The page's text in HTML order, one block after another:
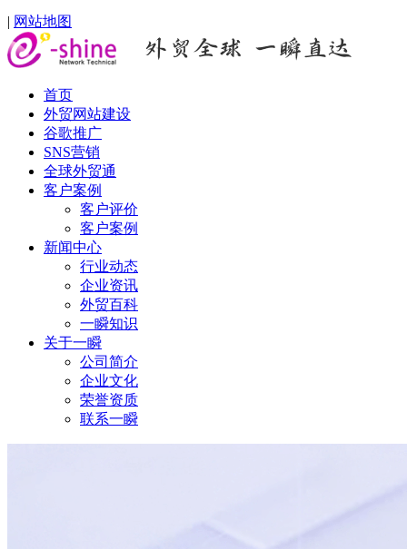
| 网站地图
首页
外贸网站建设
谷歌推广
SNS营销
全球外贸通
客户案例
客户评价
客户案例
新闻中心
行业动态
企业资讯
外贸百科
一瞬知识
关于一瞬
公司简介
企业文化
荣誉资质
联系一瞬